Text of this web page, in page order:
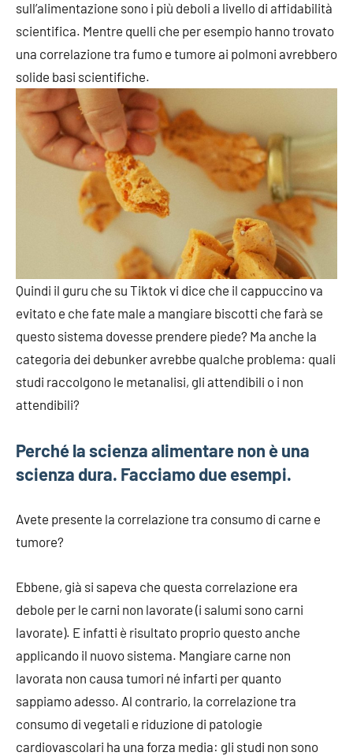
sull’alimentazione sono i più deboli a livello di affidabilità
scientifica. Mentre quelli che per esempio hanno trovato
una correlazione tra fumo e tumore ai polmoni avrebbero
solide basi scientifiche.
Quindi il guru che su Tiktok vi dice che il cappuccino va
evitato e che fate male a mangiare biscotti che farà se
questo sistema dovesse prendere piede? Ma anche la
categoria dei debunker avrebbe qualche problema: quali
studi raccolgono le metanalisi, gli attendibili o i non
attendibili?
Perché la scienza alimentare non è una
scienza dura. Facciamo due esempi.
Avete presente la correlazione tra consumo di carne e
tumore?
Ebbene, già si sapeva che questa correlazione era
debole per le carni non lavorate (i salumi sono carni
lavorate). E infatti è risultato proprio questo anche
applicando il nuovo sistema. Mangiare carne non
lavorata non causa tumori né infarti per quanto
sappiamo adesso. Al contrario, la correlazione tra
consumo di vegetali e riduzione di patologie
cardiovascolari ha una forza media: gli studi non sono